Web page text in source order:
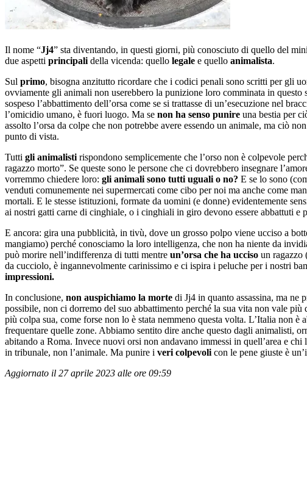
Il nome “Jj4” sta diventando, in questi giorni, più conosciuto di quello del
due aspetti principali della vicenda: quello legale e quello animalista.
Sul primo, bisogna anzitutto ricordare che i codici penali sono scritti per gli
ovviamente gli animali non userebbero la punizione loro comminata in
sospeso l’abbattimento dell’orsa come se si trattasse di un’esecuzione nel
l’omicidio umano, è fuori luogo. Ma se non ha senso punire una bestia per
assolto l’orsa da colpe che non potrebbe avere essendo un animale, ma ciò
punto di vista.
Tutti gli animalisti rispondono semplicemente che l’orso non è colpevole
ragazzo morto”. Se queste sono le persone che ci dovrebbero insegnare
vorremmo chiedere loro: gli animali sono tutti uguali o no? E se lo sono
venduti comunemente nei supermercati come cibo per noi ma anche come
mortali. E le stesse istituzioni, formate da uomini (e donne) evidentemente
ai nostri gatti carne di cinghiale, o i cinghiali in giro devono essere abbattuti e
E ancora: gira una pubblicità, in tivù, dove un grosso polpo viene ucciso a
mangiamo) perché conosciamo la loro intelligenza, che non ha niente da
può morire nell’indifferenza di tutti mentre un’orsa che ha ucciso un ragazzo
da cucciolo, è ingannevolmente carinissimo e ci ispira i peluche per i nostri
impressioni.
In conclusione, non auspichiamo la morte di Jj4 in quanto assassina, ma ne
possibile, non ci dorremo del suo abbattimento perché la sua vita non vale
più colpa sua, come forse non lo è stata nemmeno questa volta. L’Italia non
frequentare quelle zone. Abbiamo sentito dire anche questo dagli animalisti,
abitando a Roma. Invece nuovi orsi non andavano immessi in quell’area e
in tribunale, non l’animale. Ma punire i veri colpevoli con le pene giuste è
Aggiornato il 27 aprile 2023 alle ore 09:59